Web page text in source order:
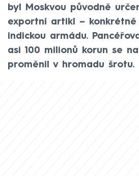
byl Moskvou původně
exportní artikl –
indickou armádu.
asi 100 milionů korun se
proměnil v hromadu šrotu.